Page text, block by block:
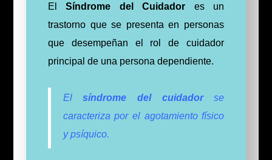
El Síndrome del Cuidador es un
trastorno que se presenta en personas
que desempeñan el rol de cuidador
principal de una persona dependiente.
Elsíndrome del cuidadorse
caracteriza por el agotamiento físico
y psíquico.